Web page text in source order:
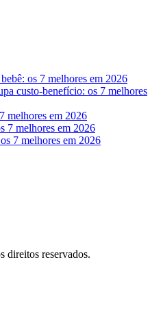
os 7 melhores em 2026
custo-benefício: os 7 melhores
melhores em 2026
7 melhores em 2026
7 melhores em 2026
direitos reservados.